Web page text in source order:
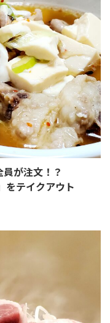
が注文！？
をテイクアウト